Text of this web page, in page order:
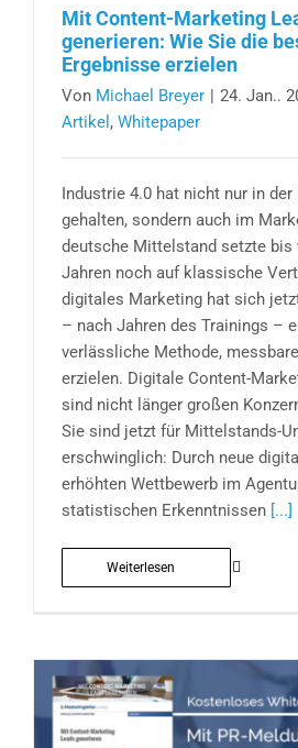
Mit Content-Marketing
generieren: Wie Sie die
Ergebnisse erzielen
Von Michael Breyer 24. Jan..
Artikel , Whitepaper
Industrie 4.0 hat nicht nur in
gehalten, sondern auch im
deutsche Mittelstand setzte bis
Jahren noch auf klassische
digitales Marketing hat sich
– nach Jahren des Trainings –
verlässliche Methode,
erzielen. Digitale Content-
sind nicht länger großen
Sie sind jetzt für Mittelstands-
erschwinglich: Durch neue
erhöhten Wettbewerb im
statistischen Erkenntnissen [...]
Weiterlesen